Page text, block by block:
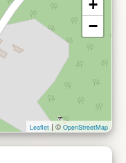
+
−
Leaflet | © OpenStreetMap